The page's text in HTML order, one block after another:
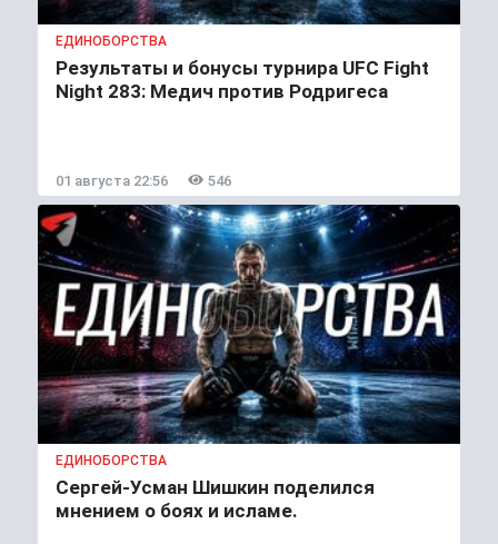
ЕДИНОБОРСТВА
Результаты и бонусы турнира UFC Fight
Night 283: Медич против Родригеса
01 августа 22:56 546
ЕДИНОБОРСТВА
Сергей-Усман Шишкин поделился
мнением о боях и исламе.